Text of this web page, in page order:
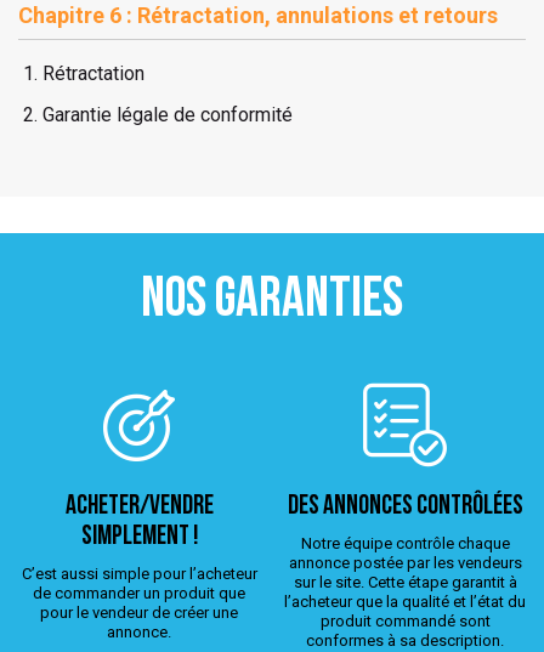
Chapitre 6 : Rétractation, annulations et retours
Rétractation
Garantie légale de conformité
NOS GARANTIES
ACHETER/VENDRE
simplement !
C’est aussi simple pour l’acheteur
de commander un produit que
pour le vendeur de créer une
annonce.
Des annonces contrôlées
Notre équipe contrôle chaque
annonce postée par les vendeurs
sur le site. Cette étape garantit à
l’acheteur que la qualité et l’état du
produit commandé sont
conformes à sa description.